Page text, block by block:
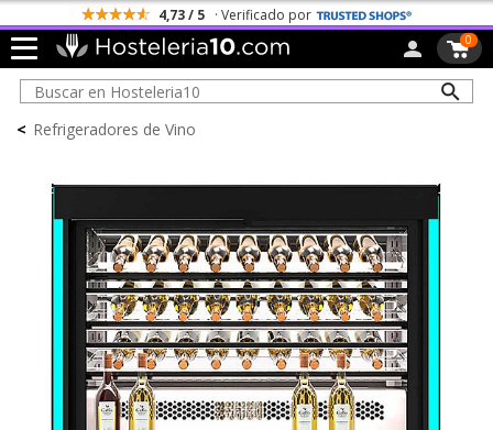
4,73 / 5 · Verificado por
0
< Refrigeradores de Vino